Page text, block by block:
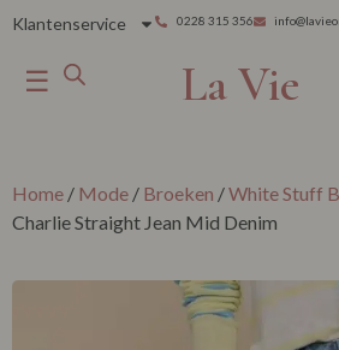
Klantenservice 0228 315 356
☰ La Vie
Home / Mode / Broeken /White Stuff
Charlie Straight Jean Mid Denim